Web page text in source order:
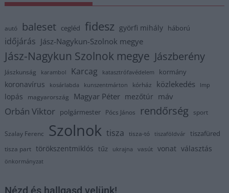
autó baleset cegléd fidesz györfi mihály háború
időjárás Jász-Nagykun-Szolnok megye
Jász-Nagykun Szolnok megye Jászberény
Jászkunság karambol Karcag katasztrófavédelem kormány
koronavírus kosárlabda kunszentmárton kórház közlekedés lmp
lopás magyarország Magyar Péter mezőtúr máv
Orbán Viktor polgármester Pócs János rendőrség sport
Szalay Ferenc Szolnok tisza tisza-tó tiszaföldvár tiszafüred
tisza part törökszentmiklós tűz ukrajna vasút vonat választás
önkormányzat
Nézd és hallgasd velünk!